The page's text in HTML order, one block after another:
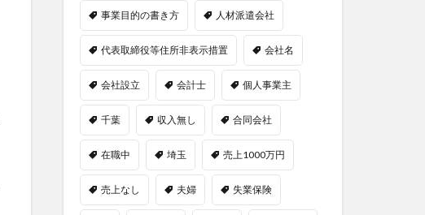
事業目的の書き方 人材派遣会社
代表取締役等住所非表示措置 会社名
会社設立 会計士 個人事業主
千葉 収入無し 合同会社
在職中 埼玉 売上1000万円
売上なし 夫婦 失業保険